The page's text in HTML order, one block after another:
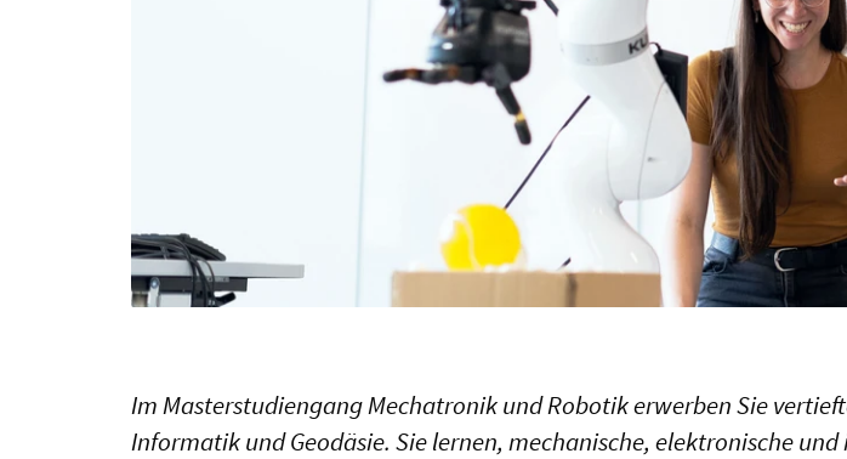
Im Masterstudiengang Mechatronik und Robotik erwerben Sie
Informatik und Geodäsie. Sie lernen, mechanische, elektronische